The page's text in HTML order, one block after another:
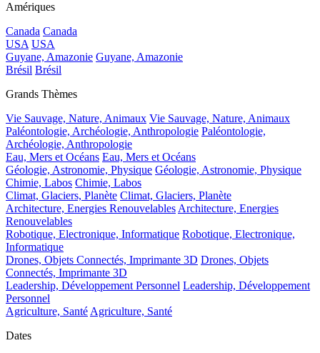
Amériques
Canada Canada
USA USA
Guyane, Amazonie Guyane, Amazonie
Brésil Brésil
Grands Thèmes
Vie Sauvage, Nature, Animaux Vie Sauvage, Nature, Animaux
Paléontologie, Archéologie, Anthropologie Paléontologie,
Archéologie, Anthropologie
Eau, Mers et Océans Eau, Mers et Océans
Géologie, Astronomie, Physique Géologie, Astronomie, Physique
Chimie, Labos Chimie, Labos
Climat, Glaciers, Planète Climat, Glaciers, Planète
Architecture, Energies RenouvelablesArchitecture, Energies
Renouvelables
Robotique, Electronique, Informatique Robotique, Electronique,
Informatique
Drones, Objets Connectés, Imprimante 3D Drones, Objets
Connectés, Imprimante 3D
Leadership, Développement Personnel Leadership, Développement
Personnel
Agriculture, SantéAgriculture, Santé
Dates